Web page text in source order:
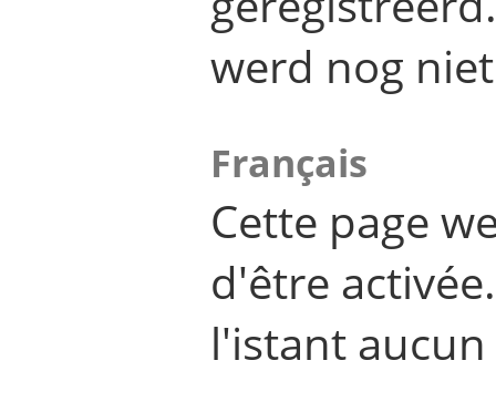
werd nog
Français
Cette page
d'être
l'istant